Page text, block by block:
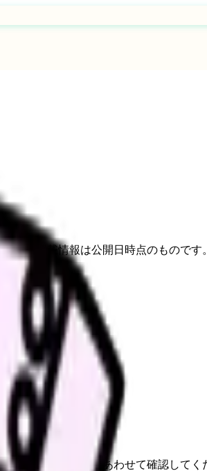
す。掲載情報は公開日時点のもので
ービス公式情報もあわせて確認してく